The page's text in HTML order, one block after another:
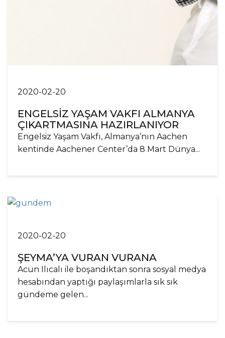
2020-02-20
ENGELSİZ YAŞAM VAKFI ALMANYA
ÇIKARTMASINA HAZIRLANIYOR
Engelsiz Yaşam Vakfı, Almanya’nın Aachen
kentinde Aachener Center’da 8 Mart Dünya...
2020-02-20
ŞEYMA’YA VURAN VURANA
Acun Ilıcalı ile boşandıktan sonra sosyal medya
hesabından yaptığı paylaşımlarla sık sık
gündeme gelen...